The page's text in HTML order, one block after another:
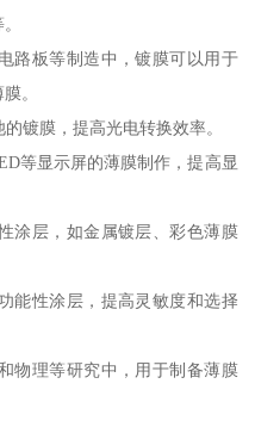
路板等制造中，镀膜可以用于
。
镀膜，提高光电转换效率。
等显示屏的薄膜制作，提高显
涂层，如金属镀层、彩色薄膜
能性涂层，提高灵敏度和选择
物理等研究中，用于制备薄膜